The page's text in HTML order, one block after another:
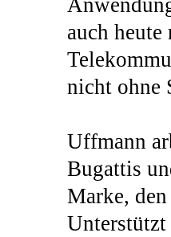
auch
nicht ohne
Uffmann
Bugattis
Marke,
Unterstützt